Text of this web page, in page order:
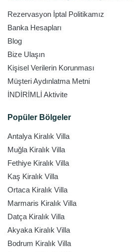
Rezervasyon İptal Politikamız
Banka Hesapları
Blog
Bize Ulaşın
Kişisel Verilerin Korunması
Müşteri Aydınlatma Metni
İNDİRİMLİ Aktivite
Popüler Bölgeler
Antalya Kiralık Villa
Muğla Kiralık Villa
Fethiye Kiralık Villa
Kaş Kiralık Villa
Ortaca Kiralık Villa
Marmaris Kiralık Villa
Datça Kiralık Villa
Akyaka Kiralık Villa
Bodrum Kiralık Villa